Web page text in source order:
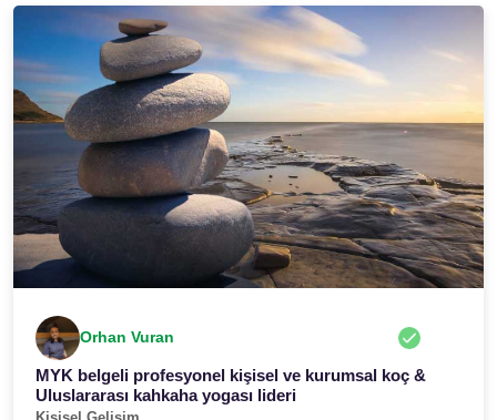
Orhan Vuran
MYK belgeli profesyonel kişisel ve kurumsal koç &
Uluslararası kahkaha yogası lideri